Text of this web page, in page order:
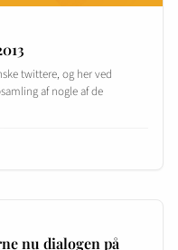
twittere, og her ved
af nogle af de
nu dialogen på